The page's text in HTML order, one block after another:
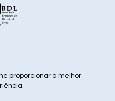
sociais
proporcionar a melhor